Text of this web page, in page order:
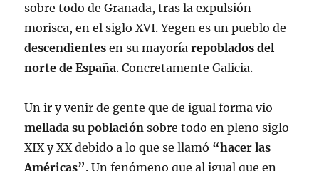
sobre todo de Granada, tras la expulsión
morisca, en el siglo XVI. Yegen es un pueblo de
descendientes en su mayoríarepoblados del
norte de España. Concretamente Galicia.
Un ir y venir de gente que de igual forma vio
mellada su población sobre todo en pleno siglo
XIX y XX debido a lo que se llamó “hacer las
Américas”. Un fenómeno que al igual que en